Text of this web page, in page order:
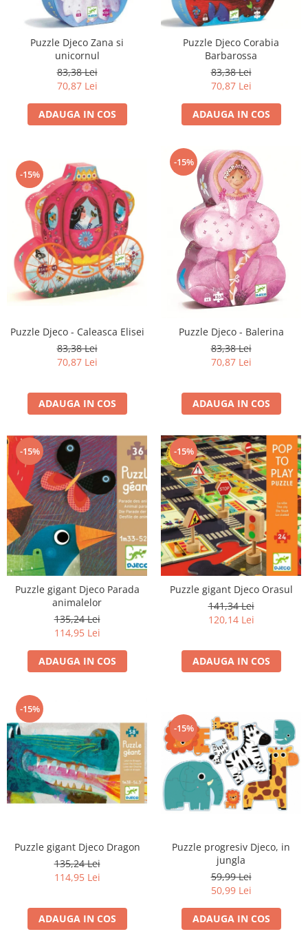
Puzzle Djeco Zana si
unicornul
83,38 Lei
70,87 Lei
ADAUGA IN COS
Puzzle Djeco Corabia
Barbarossa
83,38 Lei
70,87 Lei
ADAUGA IN COS
-15%
Puzzle Djeco - Caleasca Elisei
83,38 Lei
70,87 Lei
ADAUGA IN COS
-15%
Puzzle Djeco - Balerina
83,38 Lei
70,87 Lei
ADAUGA IN COS
-15%
Puzzle gigant Djeco Parada
animalelor
135,24 Lei
114,95 Lei
ADAUGA IN COS
-15%
Puzzle gigant Djeco Orasul
141,34 Lei
120,14 Lei
ADAUGA IN COS
-15%
Puzzle gigant Djeco Dragon
135,24 Lei
114,95 Lei
ADAUGA IN COS
-15%
Puzzle progresiv Djeco, in
jungla
59,99 Lei
50,99 Lei
ADAUGA IN COS